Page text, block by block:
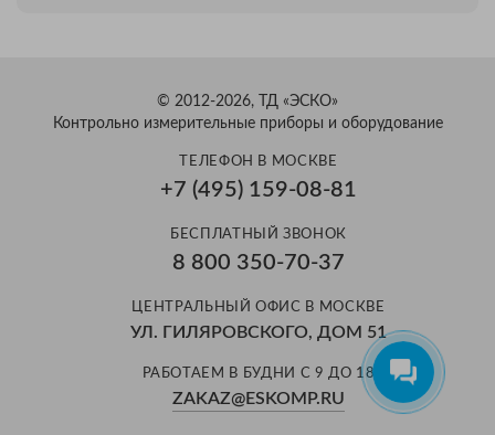
Здравствуйте! Готов помочь
вам. Напишите мне, если у
© 2012-2026, ТД «ЭСКО»
Контрольно измерительные приборы и оборудование
ТЕЛЕФОН В МОСКВЕ
+7 (495) 159-08-81
БЕСПЛАТНЫЙ ЗВОНОК
8 800 350-70-37
ЦЕНТРАЛЬНЫЙ ОФИС В МОСКВЕ
УЛ. ГИЛЯРОВСКОГО, ДОМ 51
РАБОТАЕМ В БУДНИ С 9 ДО 18
ZAKAZ@ESKOMP.RU